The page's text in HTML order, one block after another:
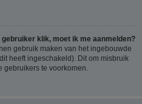
klik, moet ik me aanmelden?
gebruik maken van het ingebouwde
heeft ingeschakeld). Dit om misbruik
te voorkomen.